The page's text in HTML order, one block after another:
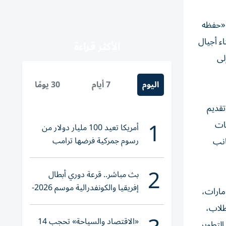
«حفظه
أجيال
اليوم 7 أيام 30 يومًا
1 أمريكا تعيد 100 مليار دولار من
رسوم جمركية فرضها ترامب
2 بث مباشر.. قرعة دوري أبطال
إفريقيا والكونفدرالية موسم 2026-
2027
«الاقتصاد والسياحة» تحجب 14